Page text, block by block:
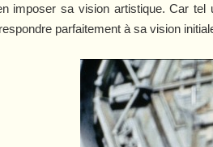
imposer sa vision artistique. Car
parfaitement à sa vision